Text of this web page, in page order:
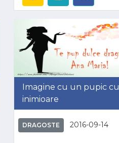
Imagine cu un pupic cu
inimioare
DRAGOSTE 2016-09-14